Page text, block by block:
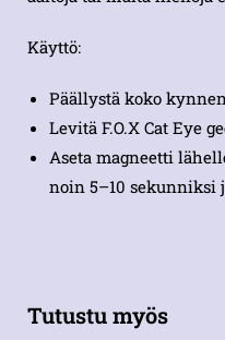
Käyttö:
Päällystä koko
Levitä F.O.X Cat Eye
Aseta magneetti
noin 5–10 sekunniksi
Tutustu myös